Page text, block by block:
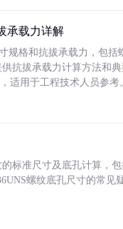
承载力详解
规格和抗拔承载力，包
抗拔承载力计算方法和
适用于工程技术人员参考
标准尺寸及底孔计算，
螺纹底孔尺寸的常